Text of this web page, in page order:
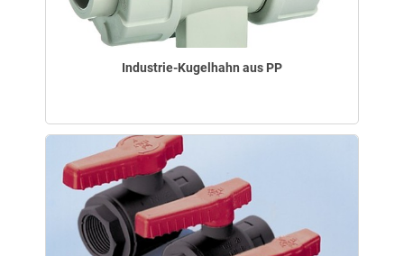
Industrie-Kugelhahn aus PP